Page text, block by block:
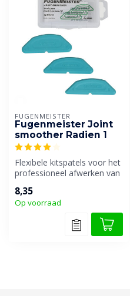
FUGENMEISTER
Fugenmeister Joint
smoother Radien 1
Flexibele kitspatels voor het
professioneel afwerken van
8,35
Op voorraad